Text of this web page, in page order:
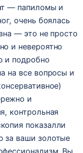
— папиломы и
очень боялась
— это не просто
и невероятно
и подробно
на все вопросы и
и
контрольная
показалли
за ваши золотые